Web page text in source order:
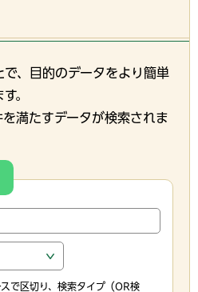
、目的のデータをより簡単
。
満たすデータが検索されま
で区切り、検索タイプ（OR検